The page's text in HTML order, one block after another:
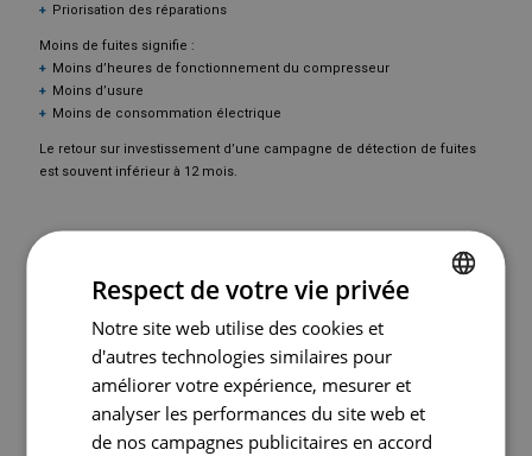
Priorisation des réparations
Moins de fuites signifie :
Moins d’heures de fonctionnement du compresseur
Moins d’usure
Moins de consommation électrique
Le retour sur investissement d’une campagne de détection de fuites
est souvent inférieur à 12 mois.
MESURE DE PRESSION
Respect de votre vie privée
Notre site web utilise des cookies et
d'autres technologies similaires pour
améliorer votre expérience, mesurer et
analyser les performances du site web et
de nos campagnes publicitaires en accord